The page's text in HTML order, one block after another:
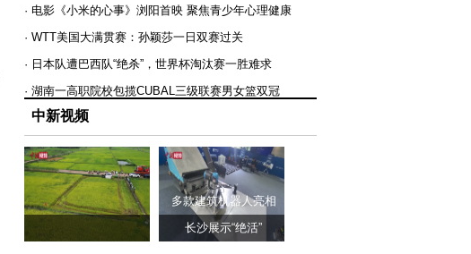
· 电影《小米的心事》浏阳首映 聚焦青少年心理健康
· WTT美国大满贯赛：孙颖莎一日双赛过关
· 日本队遭巴西队“绝杀”，世界杯淘汰赛一胜难求
· 湖南一高职院校包揽CUBAL三级联赛男女篮双冠
中新视频
多款建筑机器人亮相
长沙展示“绝活”